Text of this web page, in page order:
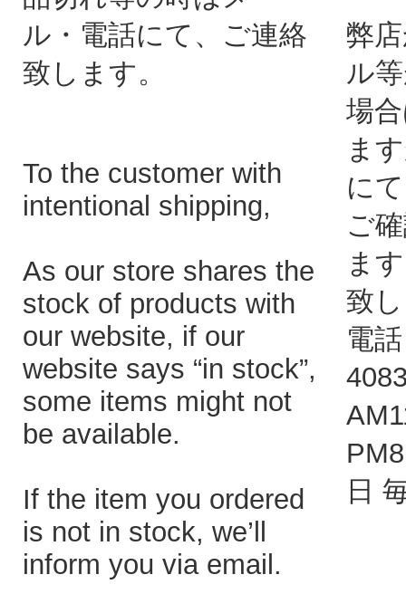
ル・電話にて、ご連絡
致します。
To the customer with
intentional shipping,
As our store shares the
stock of products with
our website, if our
website says “in stock”,
some items might not
be available.
If the item you ordered
is not in stock, we’ll
inform you via email.
弊
ル
場
ま
に
ご
ま
致
電
日